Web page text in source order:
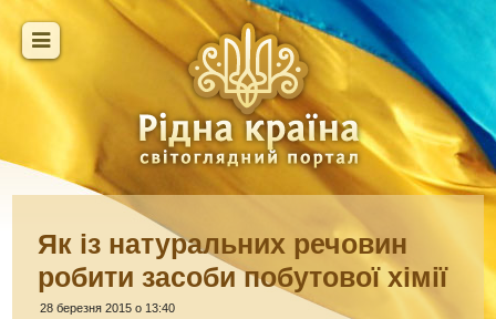
Як із натуральних речовин
робити засоби побутової хімії
28 березня 2015 о 13:40